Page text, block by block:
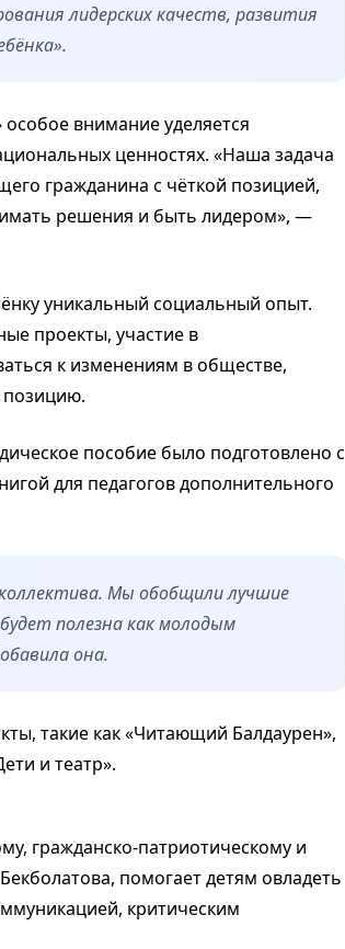
лидерских качеств, развития
внимание уделяется
ценностях. «Наша задача
гражданина с чёткой позицией,
решения и быть лидером», —
уникальный социальный опыт.
проекты, участие в
к изменениям в обществе,
позицию.
пособие было подготовлено с
для педагогов дополнительного
Мы обобщили лучшие
полезна как молодым
она.
такие как «Читающий Балдаурен»,
и театр».
гражданско-патриотическому и
помогает детям овладеть
критическим